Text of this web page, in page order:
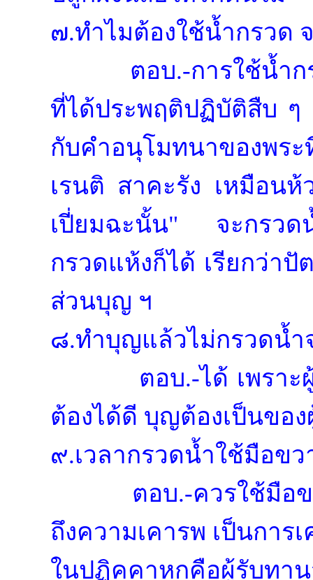
๗.ทำไมต้องใช้น้ำกรวด
ตอบ.-การใช้น้ำ
ที่ได้ประพฤติปฏิบัติสืบ ๆ
กับคำอนุโมทนาของพร
เรนติ สาคะรัง เหมือนห้
เปี่ยมฉะนั้น" จะกรวดน้
กรวดแห้งก็ได้ เรียกว่า
ส่วนบุญ ฯ
๘.ทำบุญแล้วไม่กรวดน้ำ
ตอบ.-ได้ เพรา
ต้องได้ดี บุญต้องเป็นขอ
๙.เวลากรวดน้ำใช้มือข
ตอบ.-ควรใช้มือ
ถึงความเคารพ เป็นการ
ในปฏิคคาหกคือผู้รับทา